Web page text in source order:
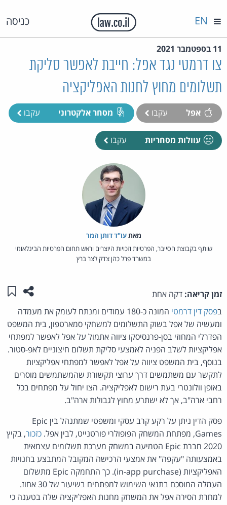
כניסה EN
11 בספטמבר 2021
צו דרמטי נגד אפל: חייבת לאפשר סליקת
תשלומים מחוץ לחנות האפליקציה
אפל עקבו מסחר אלקטרוני עקבו
עוולות מסחריות עקבו
מאת‏עו"ד דותן המר
שותף בקבוצת הסייבר, הפרטיות וזכויות היוצרים וראש תחום הפרטיות הבינלאומי
במשרד פרל כהן צדק לצר ברץ
זמן קריאה: דקה אחת שתפו
בפסק דין דרמטי
המונה כ-180 עמודים ומנתח לעומק את מעמדה
ומעשיה של אפל בשוק התשלומים למשחקי סמארטפון, בית המשפט
הפדרלי המחוזי בסן-פרנסיסקו ציווה אתמול על אפל לאפשר למפתחי
אפליקציות לשלב הפניה לאמצעי סליקת תשלום חיצוניים לאפ-סטור.
בנוסף, בית המשפט ציווה על אפל לאפשר למפתחי אפליקציות
לתקשר עם משתמשים דרך ערוצי תקשורת שהמשתמשים מוסרים
באופן וולונטרי בעת רישום לאפליקציה. הצו יחול על מפתחים בכל
רחבי ארה"ב, אך לא ישתרע מחוץ לגבולות ארה"ב.
פסק הדין ניתן על רקע קרב עסקי ומשפטי שמתנהל בין Epic
Games, מפתחת המשחק הפופולרי פורטנייט, לבין אפל.
כזכור, בקיץ
2020 חברת Epic הטמיעה במשחק מערכת תשלומים עצמאית
באמצעותה "עקפה" את אמצעי הרכישה המקובל המתבצע בחנויות
האפליקציות (in-app purchase). כך התחמקה Epic מתשלום
העמלה המוסכם בתנאי השימוש למפתחים בשיעור של 30 אחוז.
למחרת הסירה אפל את המשחק מחנות האפליקציה שלה בטענה כי